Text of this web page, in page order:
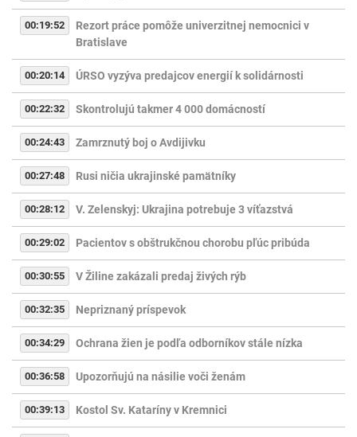
00:19:52
Rezort práce pomôže univerzitnej nemocnici v
Bratislave
00:20:14 ÚRSO vyzýva predajcov energií k solidárnosti
00:22:32 Skontrolujú takmer 4 000 domácností
00:24:43 Zamrznutý boj o Avdijivku
00:27:48 Rusi ničia ukrajinské pamätníky
00:28:12 V. Zelenskyj: Ukrajina potrebuje 3 víťazstvá
00:29:02 Pacientov s obštrukčnou chorobu pľúc pribúda
00:30:55 V Žiline zakázali predaj živých rýb
00:32:35 Nepriznaný príspevok
00:34:29 Ochrana žien je podľa odborníkov stále nízka
00:36:58 Upozorňujú na násilie voči ženám
00:39:13 Kostol Sv. Kataríny v Kremnici